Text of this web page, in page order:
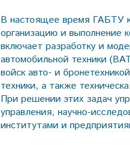
В настоящее время ГАБТУ
организацию и выполнение
включает разработку и
автомобильной техники
войск авто- и
техники, а также
При решении этих задач
управления, научно-
институтами и